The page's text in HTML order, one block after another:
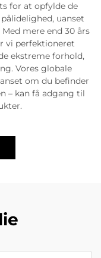
for at opfylde de
uanset
mere end 30 års
vi perfektioneret
ekstreme forhold,
Vores globale
om du befinder
– kan få adgang til